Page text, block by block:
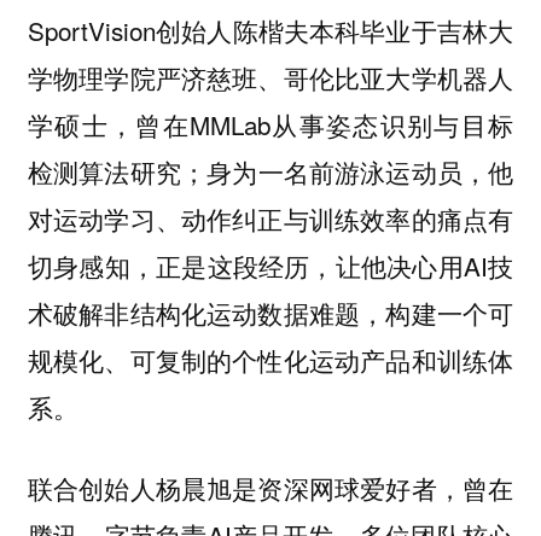
SportVision创始人陈楷夫本科毕业于吉林大
学物理学院严济慈班、哥伦比亚大学机器人
学硕士，曾在MMLab从事姿态识别与目标
检测算法研究；身为一名前游泳运动员，他
对运动学习、动作纠正与训练效率的痛点有
切身感知，正是这段经历，让他决心用AI技
术破解非结构化运动数据难题，构建一个可
规模化、可复制的个性化运动产品和训练体
系。
联合创始人杨晨旭是资深网球爱好者，曾在